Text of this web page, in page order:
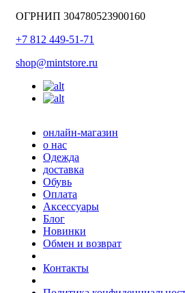
ОГРНИП 304780523900160
+7 812 449-51-71
shop@mintstore.ru
онлайн-магазин
о нас
Одежда
доставка
Обувь
Оплата
Аксессуары
Блог
Новинки
Обмен и возврат
Контакты